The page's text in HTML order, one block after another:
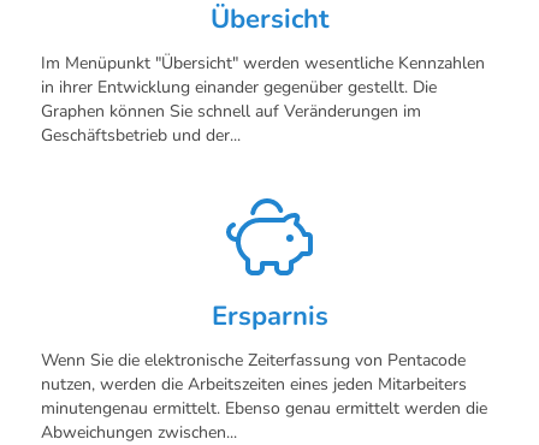
Übersicht
Im Menüpunkt "Übersicht" werden wesentliche Kennzahlen
in ihrer Entwicklung einander gegenüber gestellt. Die
Graphen können Sie schnell auf Veränderungen im
Geschäftsbetrieb und der...
Ersparnis
Wenn Sie die elektronische Zeiterfassung von Pentacode
nutzen, werden die Arbeitszeiten eines jeden Mitarbeiters
minutengenau ermittelt. Ebenso genau ermittelt werden die
Abweichungen zwischen...